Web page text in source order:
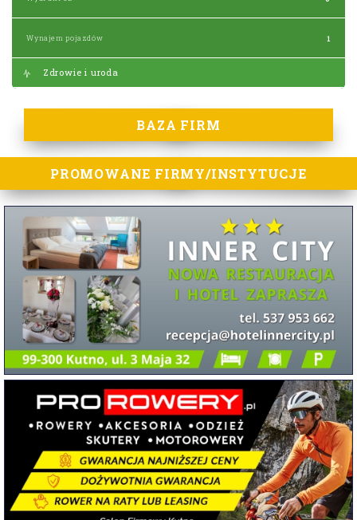
Wynajem pojazdów 1
Zdrowie i uroda
BAZA FIRM
PROMOWANE FIRMY/INSTYTUCJE